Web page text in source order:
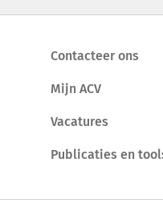
Contacteer ons
Mijn ACV
Vacatures
Publicaties en